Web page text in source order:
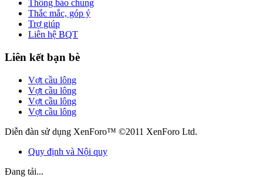
Thông báo chung
Thắc mắc, góp ý
Trợ giúp
Liên hệ BQT
Liên kết bạn bè
Vợt cầu lông
Vợt cầu lông
Vợt cầu lông
Vợt cầu lông
Diễn đàn sử dụng XenForo™ ©2011 XenForo Ltd.
Quy định và Nội quy
Đang tải...